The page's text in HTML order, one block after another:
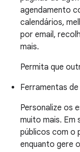
agendamento
calendários,
por email,
mais.
Permita que
Ferramentas
Personalize os
muito mais. Em
públicos com o
enquanto gere